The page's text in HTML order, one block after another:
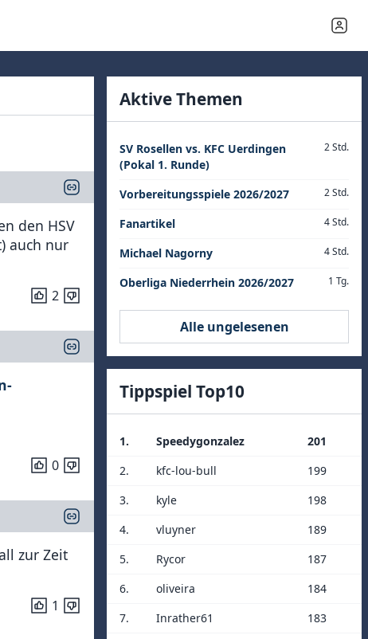
den HSV
auch nur
2
0
zur Zeit
1
Aktive Themen
SV Rosellen vs. KFC Uerdingen
(Pokal 1. Runde)
2 Std.
Vorbereitungsspiele 2026/2027 2 Std.
Fanartikel 4 Std.
Michael Nagorny 4 Std.
Oberliga Niederrhein 2026/2027 1 Tg.
Alle ungelesenen
Tippspiel Top10
1. Speedygonzalez
201
2.
kfc-lou-bull
199
3.
kyle
198
4.
vluyner
189
5.
Rycor
187
6.
oliveira
184
7.
Inrather61
183